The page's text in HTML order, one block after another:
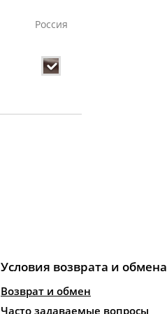
Россия
Условия возврата и обмена
Возврат и обмен
Часто задаваемые вопросы